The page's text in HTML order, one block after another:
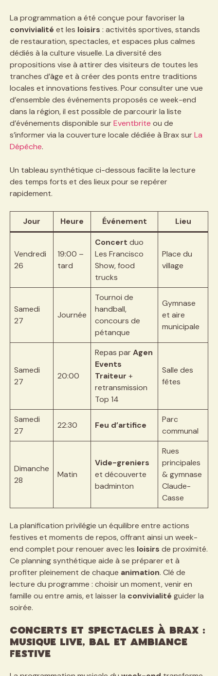
La programmation a été conçue pour favoriser la
convivialité et les loisirs : activités sportives, stands
de restauration, spectacles, et espaces plus calmes
dédiés à la culture visuelle. La diversité des
propositions vise à attirer des visiteurs de toutes les
tranches d’âge et à créer des ponts entre traditions
locales et innovations festives. Pour consulter une vue
d’ensemble des événements proposés ce week-end
dans la région, il est possible de parcourir la liste
d’événements disponible surEventbrite ou de
s’informer via la couverture locale dédiée à Brax surLa
Dépêche.
Un tableau synthétique ci-dessous facilite la lecture
des temps forts et des lieux pour se repérer
rapidement.
Jour Heure Événement Lieu
Vendredi
26
19:00 –
tard
Concert duo
Les Francisco
Show, food
trucks
Place du
village
Samedi
27
Journée
Tournoi de
handball,
concours de
pétanque
Gymnase
et aire
municipale
Samedi
27
20:00
Repas parAgen
Events
Traiteur +
retransmission
Top 14
Salle des
fêtes
Samedi
27
22:30 Feu d’artifice
Parc
communal
Dimanche
28
Matin
Vide-greniers
et découverte
badminton
Rues
principales
& gymnase
Claude-
Casse
La planification privilégie un équilibre entre actions
festives et moments de repos, offrant ainsi un week-
end complet pour renouer avec les loisirs de proximité.
Ce planning synthétique aide à se préparer et à
profiter pleinement de chaque animation. Clé de
lecture du programme : choisir un moment, venir en
famille ou entre amis, et laisser la convivialité guider la
soirée.
Concerts et spectacles à Brax :
musique live, bal et ambiance
festive